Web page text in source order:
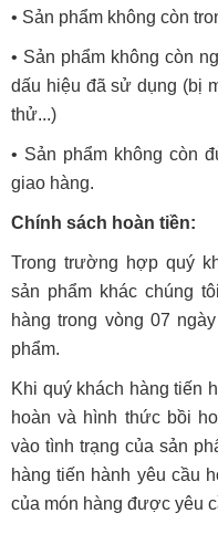
• Sản phẩm không còn
• Sản phẩm không còn
dấu hiệu đã sử dụng (bị
thử...)
• Sản phẩm không còn
giao hàng.
Chính sách hoàn tiền:
Trong trường hợp quý
sản phẩm khác chúng
hàng trong vòng 07
phẩm.
Khi quý khách hàng tiến
hoàn và hình thức bồi
vào tình trạng của sản
hàng tiến hành yêu cầu
của món hàng được yêu